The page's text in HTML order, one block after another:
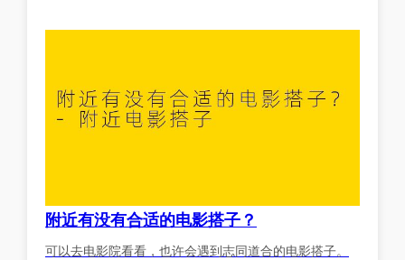
附近有没有合适的电影搭子？
可以去电影院看看，也许会遇到志同道合的电影搭子。